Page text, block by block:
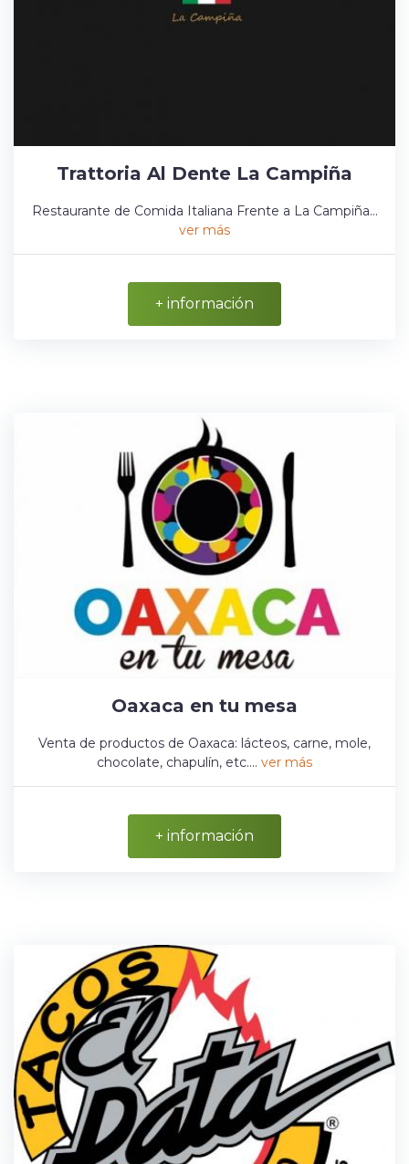
Trattoria Al Dente La Campiña
Restaurante de Comida Italiana Frente a La Campiña...
ver más
+ información
Oaxaca en tu mesa
Venta de productos de Oaxaca: lácteos, carne, mole,
chocolate, chapulín, etc.... ver más
+ información